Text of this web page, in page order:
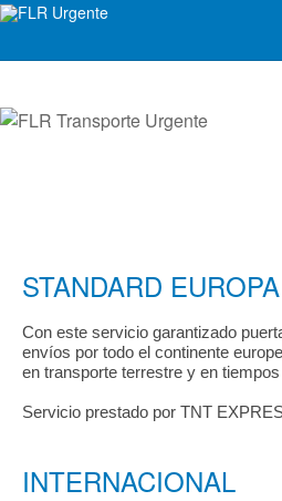
STANDARD EUROPA
Con este servicio garantizado
envíos por todo el continente
en transporte terrestre y en
Servicio prestado por TNT
INTERNACIONAL